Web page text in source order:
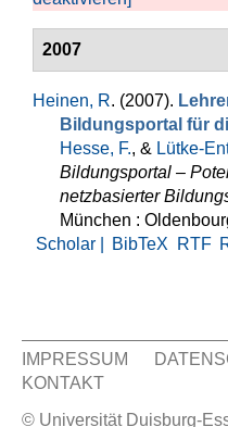
2007
Heinen, R. (2007).
Bildungsportal für
Hesse, F., & Lütke-
Bildungsportal –
netzbasierter
München :
Scholar |
BibTeX RTF
Sekundär Menü
IMPRESSUM
KONTAKT
© Universität Duisburg-